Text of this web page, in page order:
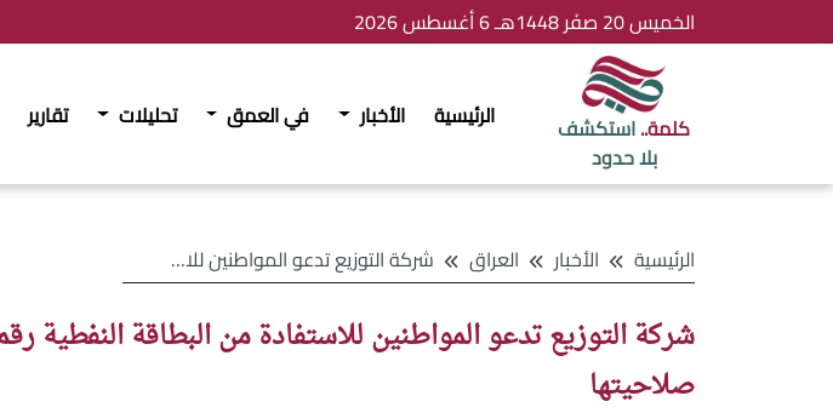
الخميس 20 صفَر 1448هـ 6 أغسطس 2026
كلمة..استكشف
بلا حدود
الرئيسية الأخبار في العمق تحليلات تقارير
الرئيسية الأخبار العراق شركة التوزيع تدعو المواطنين للاستفادة من البطاقة النفطية رقم 9 قبل انتهاء صلاحيتها
صلاحيتها